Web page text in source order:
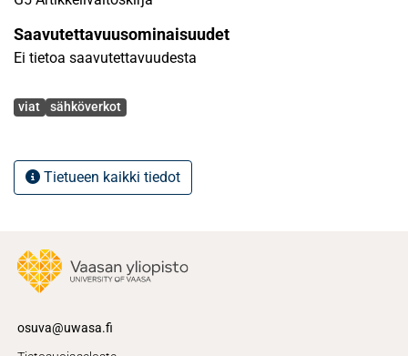
Saavutettavuusominaisuudet
Ei tietoa saavutettavuudesta
Avainsanat
viat sähköverkot
Tietueen kaikki tiedot
osuva@uwasa.fi